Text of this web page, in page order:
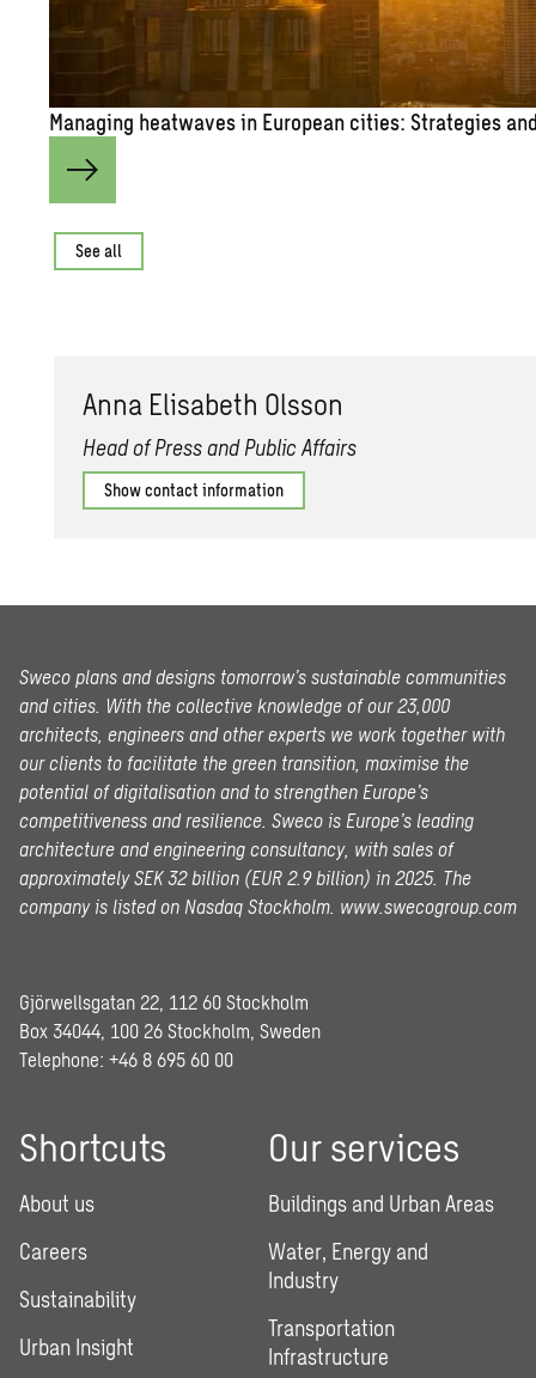
Man­ag­ing heat­waves in Eu­ro­pean cities: Strate­gies
See all
Anna Elis­a­beth Ols­son
Head of Press and Public Affairs
Show contact information
Sweco plans and designs tomorrow’s sustainable communities
and cities. With the collective knowledge of our 23,000
architects, engineers and other experts we work together with
our clients to facilitate the green transition, maximise the
potential of digitalisation and to strengthen Europe’s
competitiveness and resilience. Sweco is Europe’s leading
architecture and engineering consultancy, with sales of
approximately SEK 32 billion (EUR 2.9 billion) in 2025. The
company is listed on Nasdaq Stockholm. www.swecogroup.com
Gjörwellsgatan 22, 112 60 Stockholm
Box 34044, 100 26 Stockholm, Sweden
Telephone: +46 8 695 60 00
Shortcuts
About us
Careers
Sustainability
Urban Insight
Our services
Buildings and Urban Areas
Water, Energy and
Industry
Transportation
Infrastructure